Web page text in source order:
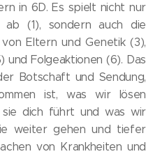
in 6D. Es spielt nicht nur
(1), sondern auch die
Eltern und Genetik (3),
und Folgeaktionen (6). Das
Botschaft und Sendung,
ist, was wir lösen
sie dich führt und was wir
weiter gehen und tiefer
von Krankheiten und